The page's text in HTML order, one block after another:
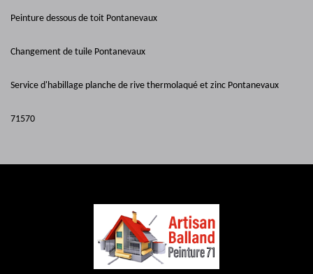
Peinture dessous de toit Pontanevaux
Changement de tuile Pontanevaux
Service d'habillage planche de rive thermolaqué et zinc Pontanevaux
71570